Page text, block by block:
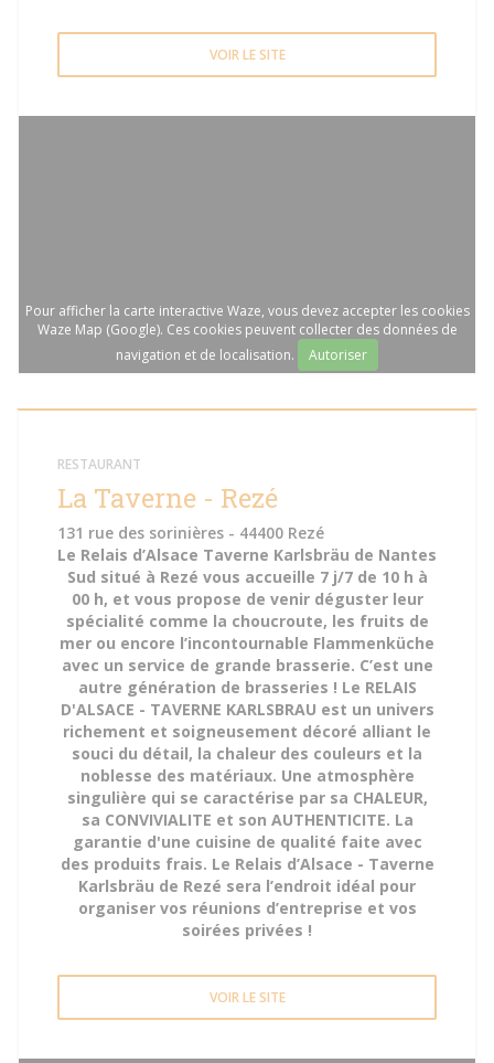
VOIR LE SITE
Pour afficher la carte interactive Waze, vous devez accepter les cookies
Waze Map (Google). Ces cookies peuvent collecter des données de
navigation et de localisation.
Autoriser
RESTAURANT
La Taverne - Rezé
131 rue des sorinières - 44400 Rezé
Le Relais d’Alsace Taverne Karlsbräu de Nantes
Sud situé à Rezé vous accueille 7 j/7 de 10 h à
00 h, et vous propose de venir déguster leur
spécialité comme la choucroute, les fruits de
mer ou encore l’incontournable Flammenküche
avec un service de grande brasserie. C’est une
autre génération de brasseries ! Le RELAIS
D'ALSACE - TAVERNE KARLSBRAU est un univers
richement et soigneusement décoré alliant le
souci du détail, la chaleur des couleurs et la
noblesse des matériaux. Une atmosphère
singulière qui se caractérise par sa CHALEUR,
sa CONVIVIALITE et son AUTHENTICITE. La
garantie d'une cuisine de qualité faite avec
des produits frais. Le Relais d’Alsace - Taverne
Karlsbräu de Rezé sera l’endroit idéal pour
organiser vos réunions d’entreprise et vos
soirées privées !
VOIR LE SITE